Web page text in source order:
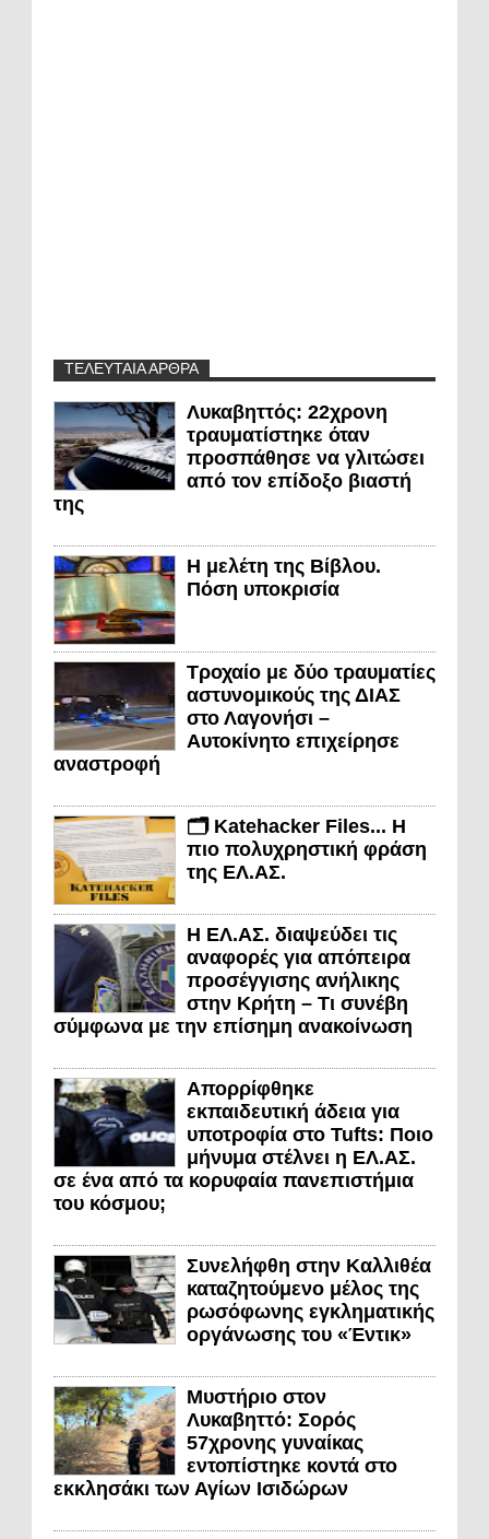
ΤΕΛΕΥΤΑΙΑ ΑΡΘΡΑ
Λυκαβηττός: 22χρονη
τραυματίστηκε όταν
προσπάθησε να γλιτώσει
από τον επίδοξο βιαστή
της
Η μελέτη της Βίβλου.
Πόση υποκρισία
Τροχαίο με δύο τραυματίες
αστυνομικούς της ΔΙΑΣ
στο Λαγονήσι –
Αυτοκίνητο επιχείρησε
αναστροφή
🗂️ Katehacker Files... Η
πιο πολυχρηστική φράση
της ΕΛ.ΑΣ.
Η ΕΛ.ΑΣ. διαψεύδει τις
αναφορές για απόπειρα
προσέγγισης ανήλικης
στην Κρήτη – Τι συνέβη
σύμφωνα με την επίσημη ανακοίνωση
Απορρίφθηκε
εκπαιδευτική άδεια για
υποτροφία στο Tufts: Ποιο
μήνυμα στέλνει η ΕΛ.ΑΣ.
σε ένα από τα κορυφαία πανεπιστήμια
του κόσμου;
Συνελήφθη στην Καλλιθέα
καταζητούμενο μέλος της
ρωσόφωνης εγκληματικής
οργάνωσης του «Έντικ»
Μυστήριο στον
Λυκαβηττό: Σορός
57χρονης γυναίκας
εντοπίστηκε κοντά στο
εκκλησάκι των Αγίων Ισιδώρων